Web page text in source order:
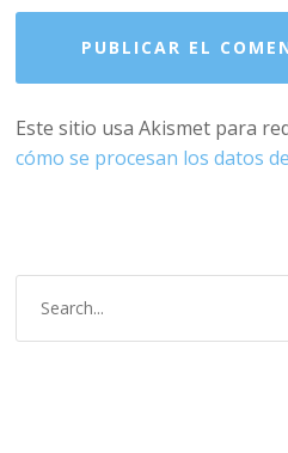
Este sitio usa Akismet para
cómo se procesan los datos